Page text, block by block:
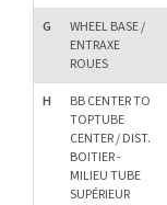
G
WHEEL BASE /
ENTRAXE
ROUES
H
BB CENTER TO
TOPTUBE
CENTER / DIST.
BOITIER -
MILIEU TUBE
SUPÉRIEUR